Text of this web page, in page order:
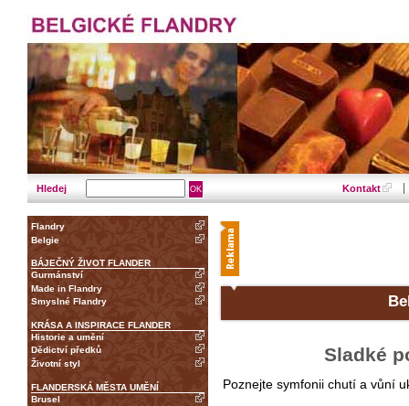
Hledej Kontakt
Flandry
Belgie
BÁJEČNÝ ŽIVOT FLANDER
Gurmánství
Made in Flandry
Smyslné Flandry
KRÁSA A INSPIRACE FLANDER
Historie a umění
Dědictví předků
Životní styl
FLANDERSKÁ MĚSTA UMĚNÍ
Brusel
Sladké
Poznejte symfonii chutí a vůní